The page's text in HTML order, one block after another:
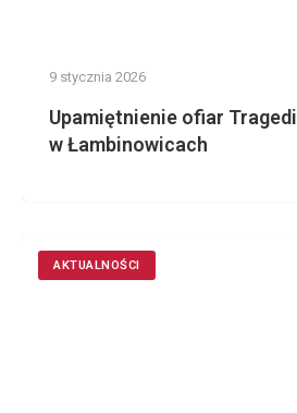
9 stycznia 2026
Upamiętnienie ofiar
w Łambinowicach
AKTUALNOŚCI